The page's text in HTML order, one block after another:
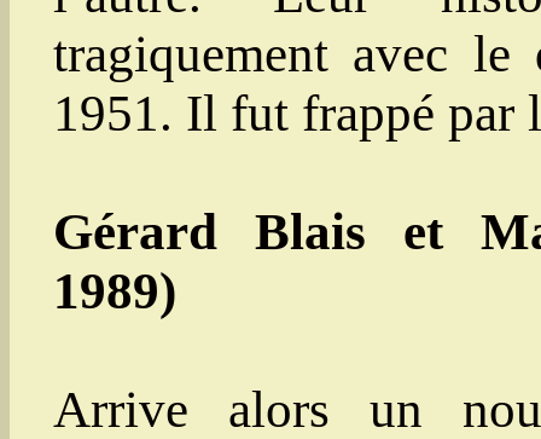
tragiquement avec
1951. Il fut frappé par
Gérard Blais et
1989)
Arrive alors un